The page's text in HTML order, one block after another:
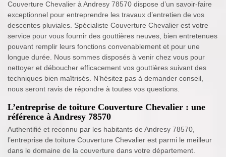
Couverture Chevalier à Andresy 78570 dispose d’un savoir-faire
exceptionnel pour entreprendre les travaux d’entretien de vos
descentes pluviales. Spécialiste Couverture Chevalier est votre
service pour vous fournir des gouttières neuves, bien entretenues
pouvant remplir leurs fonctions convenablement et pour une
longue durée. Nous sommes disposés à venir chez vous pour
nettoyer et déboucher efficacement vos gouttières suivant des
techniques bien maîtrisés. N’hésitez pas à demander conseil,
nous seront ravis de répondre à toutes vos questions.
L’entreprise de toiture Couverture Chevalier : une
référence à Andresy 78570
Authentifié et reconnu par les habitants de Andresy 78570,
l’entreprise de toiture Couverture Chevalier est parmi le meilleur
dans le domaine de la couverture dans votre département.